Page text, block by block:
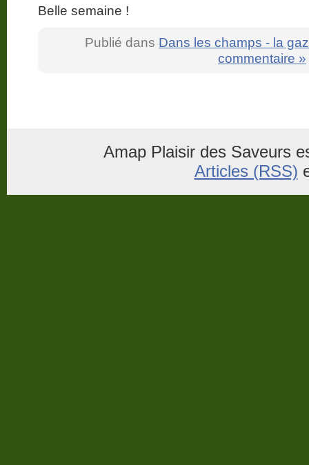
Belle semaine !
Publié dans Dans les champs - la
commentaire »
Amap Plaisir des Saveurs
Articles (RSS)